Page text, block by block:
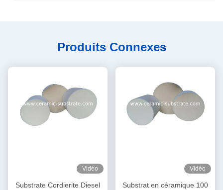
Produits Connexes
Vidéo
Substrate Cordierite Diesel
Vidéo
Substrat en céramique 100